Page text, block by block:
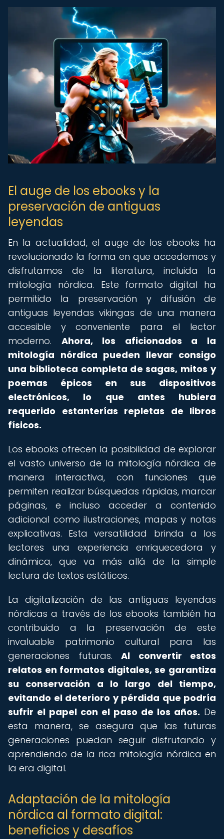
El auge de los ebooks y la
preservación de antiguas
leyendas
En la actualidad, el auge de los ebooks ha
revolucionado la forma en que accedemos y
disfrutamos de la literatura, incluida la
mitología nórdica. Este formato digital ha
permitido la preservación y difusión de
antiguas leyendas vikingas de una manera
accesible y conveniente para el lector
moderno. Ahora, los aficionados a la
mitología nórdica pueden llevar consigo
una biblioteca completa de sagas, mitos y
poemas épicos en sus dispositivos
electrónicos, lo que antes hubiera
requerido estanterías repletas de libros
físicos.
Los ebooks ofrecen la posibilidad de explorar
el vasto universo de la mitología nórdica de
manera interactiva, con funciones que
permiten realizar búsquedas rápidas, marcar
páginas, e incluso acceder a contenido
adicional como ilustraciones, mapas y notas
explicativas. Esta versatilidad brinda a los
lectores una experiencia enriquecedora y
dinámica, que va más allá de la simple
lectura de textos estáticos.
La digitalización de las antiguas leyendas
nórdicas a través de los ebooks también ha
contribuido a la preservación de este
invaluable patrimonio cultural para las
generaciones futuras. Al convertir estos
relatos en formatos digitales, se garantiza
su conservación a lo largo del tiempo,
evitando el deterioro y pérdida que podría
sufrir el papel con el paso de los años. De
esta manera, se asegura que las futuras
generaciones puedan seguir disfrutando y
aprendiendo de la rica mitología nórdica en
la era digital.
Adaptación de la mitología
nórdica al formato digital:
beneficios y desafíos